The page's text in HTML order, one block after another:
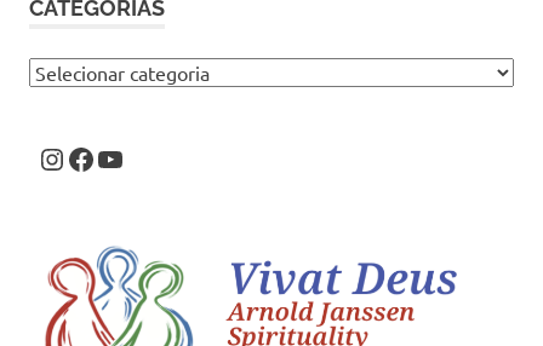
CATEGORIAS
Categorias
Instagram
Facebook
Youtube